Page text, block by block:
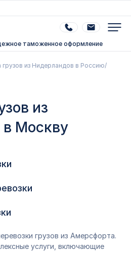
таможенное оформление
грузов из Нидерландов в Россию/
из
Москву
грузов из Амерсфорта.
услуги, включающие